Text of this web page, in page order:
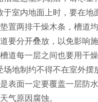
于室内地面上时，要在地
置两排干燥木条，槽道
要分开叠放，以免影响
道每一层之间也要用干燥
场地制约不得不在室外摆
表面一定要覆盖一层防
气原因腐蚀。